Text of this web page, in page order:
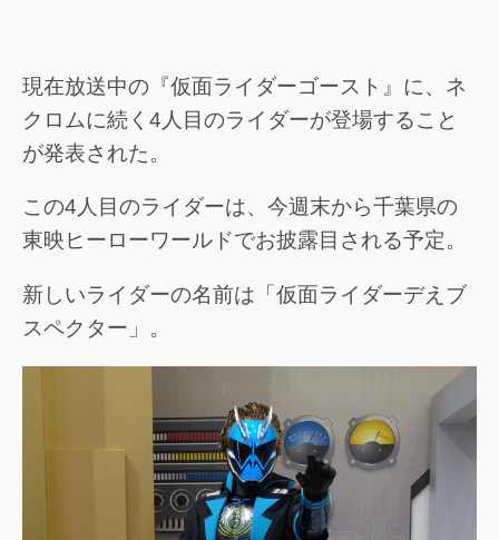
現在放送中の『仮面ライダーゴースト』に、ネ
クロムに続く4人目のライダーが登場すること
が発表された。
この4人目のライダーは、今週末から千葉県の
東映ヒーローワールドでお披露目される予定。
新しいライダーの名前は「仮面ライダーデえブ
スペクター」。